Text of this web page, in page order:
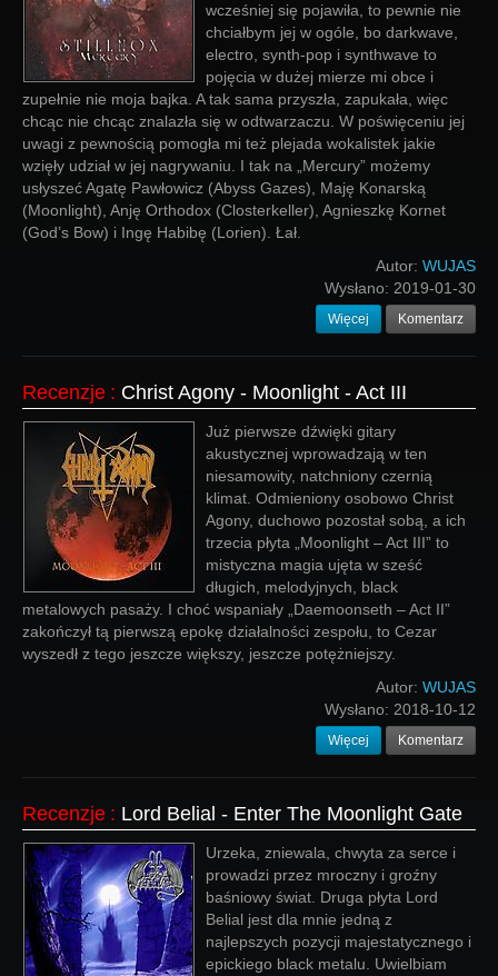
wcześniej się pojawiła, to pewnie nie
chciałbym jej w ogóle, bo darkwave,
electro, synth-pop i synthwave to
pojęcia w dużej mierze mi obce i
zupełnie nie moja bajka. A tak sama przyszła, zapukała, więc
chcąc nie chcąc znalazła się w odtwarzaczu. W poświęceniu jej
uwagi z pewnością pomogła mi też plejada wokalistek jakie
wzięły udział w jej nagrywaniu. I tak na „Mercury” możemy
usłyszeć Agatę Pawłowicz (Abyss Gazes), Maję Konarską
(Moonlight), Anję Orthodox (Closterkeller), Agnieszkę Kornet
(God’s Bow) i Ingę Habibę (Lorien). Łał.
Autor: WUJAS
Wysłano: 2019-01-30
Więcej Komentarz
Recenzje : Christ Agony - Moonlight - Act III
Już pierwsze dźwięki gitary
akustycznej wprowadzają w ten
niesamowity, natchniony czernią
klimat. Odmieniony osobowo Christ
Agony, duchowo pozostał sobą, a ich
trzecia płyta „Moonlight – Act III” to
mistyczna magia ujęta w sześć
długich, melodyjnych, black
metalowych pasaży. I choć wspaniały „Daemoonseth – Act II”
zakończył tą pierwszą epokę działalności zespołu, to Cezar
wyszedł z tego jeszcze większy, jeszcze potężniejszy.
Autor: WUJAS
Wysłano: 2018-10-12
Więcej Komentarz
Recenzje : Lord Belial - Enter The Moonlight Gate
Urzeka, zniewala, chwyta za serce i
prowadzi przez mroczny i groźny
baśniowy świat. Druga płyta Lord
Belial jest dla mnie jedną z
najlepszych pozycji majestatycznego i
epickiego black metalu. Uwielbiam